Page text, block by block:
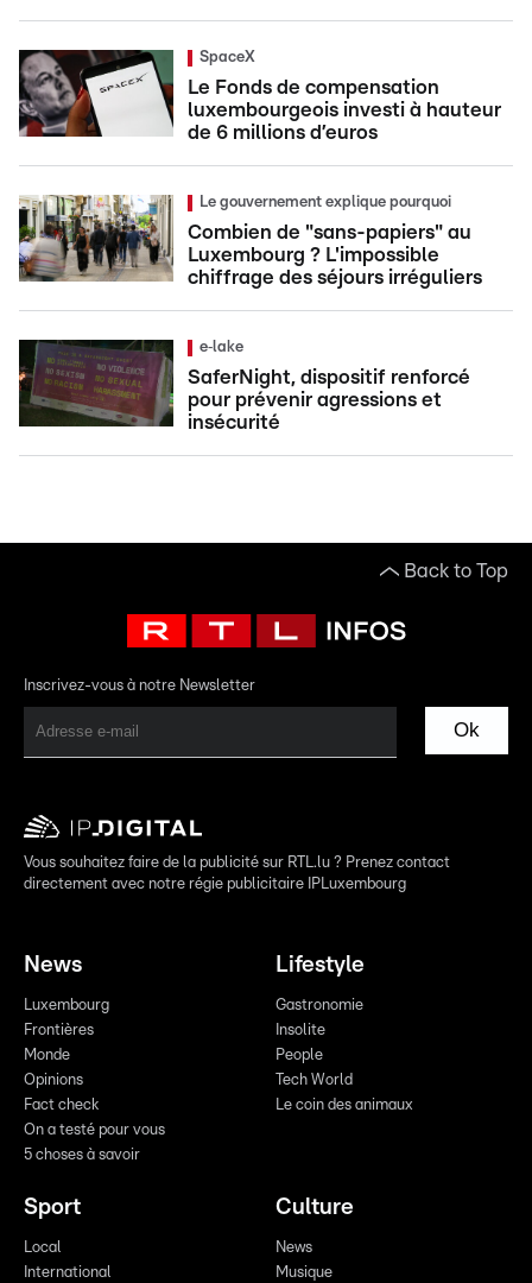
SpaceX
Le Fonds de compensation
luxembourgeois investi à hauteur
de 6 millions d’euros
Le gouvernement explique pourquoi
Combien de "sans-papiers" au
Luxembourg ? L'impossible
chiffrage des séjours irréguliers
e‑lake
SaferNight, dispositif renforcé
pour prévenir agressions et
insécurité
Back to Top
Inscrivez-vous à notre Newsletter
Ok
Vous souhaitez faire de la publicité sur RTL.lu ? Prenez contact
directement avec notre régie publicitaire IPLuxembourg
News
Luxembourg
Frontières
Monde
Opinions
Fact check
On a testé pour vous
5 choses à savoir
Lifestyle
Gastronomie
Insolite
People
Tech World
Le coin des animaux
Sport
Local
International
Culture
News
Musique